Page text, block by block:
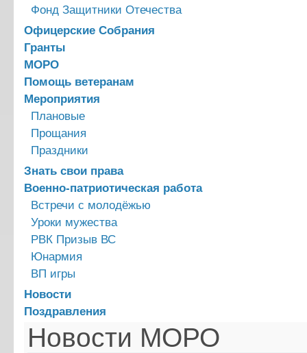
Фонд Защитники Отечества
Офицерские Собрания
Гранты
МОРО
Помощь ветеранам
Мероприятия
Плановые
Прощания
Праздники
Знать свои права
Военно-патриотическая работа
Встречи с молодёжью
Уроки мужества
РВК Призыв ВС
Юнармия
ВП игры
Новости
Поздравления
Новости МОРО